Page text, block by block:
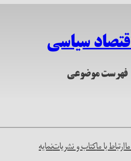
سیاسی
فهرست موضوعی
ارتباط با ماکتاب و نشریاتنمایه